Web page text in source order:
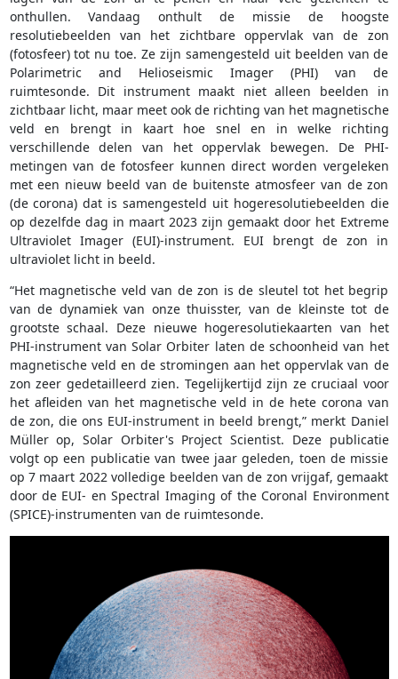
onthullen. Vandaag onthult de missie de hoogste
resolutiebeelden van het zichtbare oppervlak van de zon
(fotosfeer) tot nu toe. Ze zijn samengesteld uit beelden van de
Polarimetric and Helioseismic Imager (PHI) van de
ruimtesonde. Dit instrument maakt niet alleen beelden in
zichtbaar licht, maar meet ook de richting van het magnetische
veld en brengt in kaart hoe snel en in welke richting
verschillende delen van het oppervlak bewegen. De PHI-
metingen van de fotosfeer kunnen direct worden vergeleken
met een nieuw beeld van de buitenste atmosfeer van de zon
(de corona) dat is samengesteld uit hogeresolutiebeelden die
op dezelfde dag in maart 2023 zijn gemaakt door het Extreme
Ultraviolet Imager (EUI)-instrument. EUI brengt de zon in
ultraviolet licht in beeld.
“Het magnetische veld van de zon is de sleutel tot het begrip
van de dynamiek van onze thuisster, van de kleinste tot de
grootste schaal. Deze nieuwe hogeresolutiekaarten van het
PHI-instrument van Solar Orbiter laten de schoonheid van het
magnetische veld en de stromingen aan het oppervlak van de
zon zeer gedetailleerd zien. Tegelijkertijd zijn ze cruciaal voor
het afleiden van het magnetische veld in de hete corona van
de zon, die ons EUI-instrument in beeld brengt,” merkt Daniel
Müller op, Solar Orbiter's Project Scientist. Deze publicatie
volgt op een publicatie van twee jaar geleden, toen de missie
op 7 maart 2022 volledige beelden van de zon vrijgaf, gemaakt
door de EUI- en Spectral Imaging of the Coronal Environment
(SPICE)-instrumenten van de ruimtesonde.